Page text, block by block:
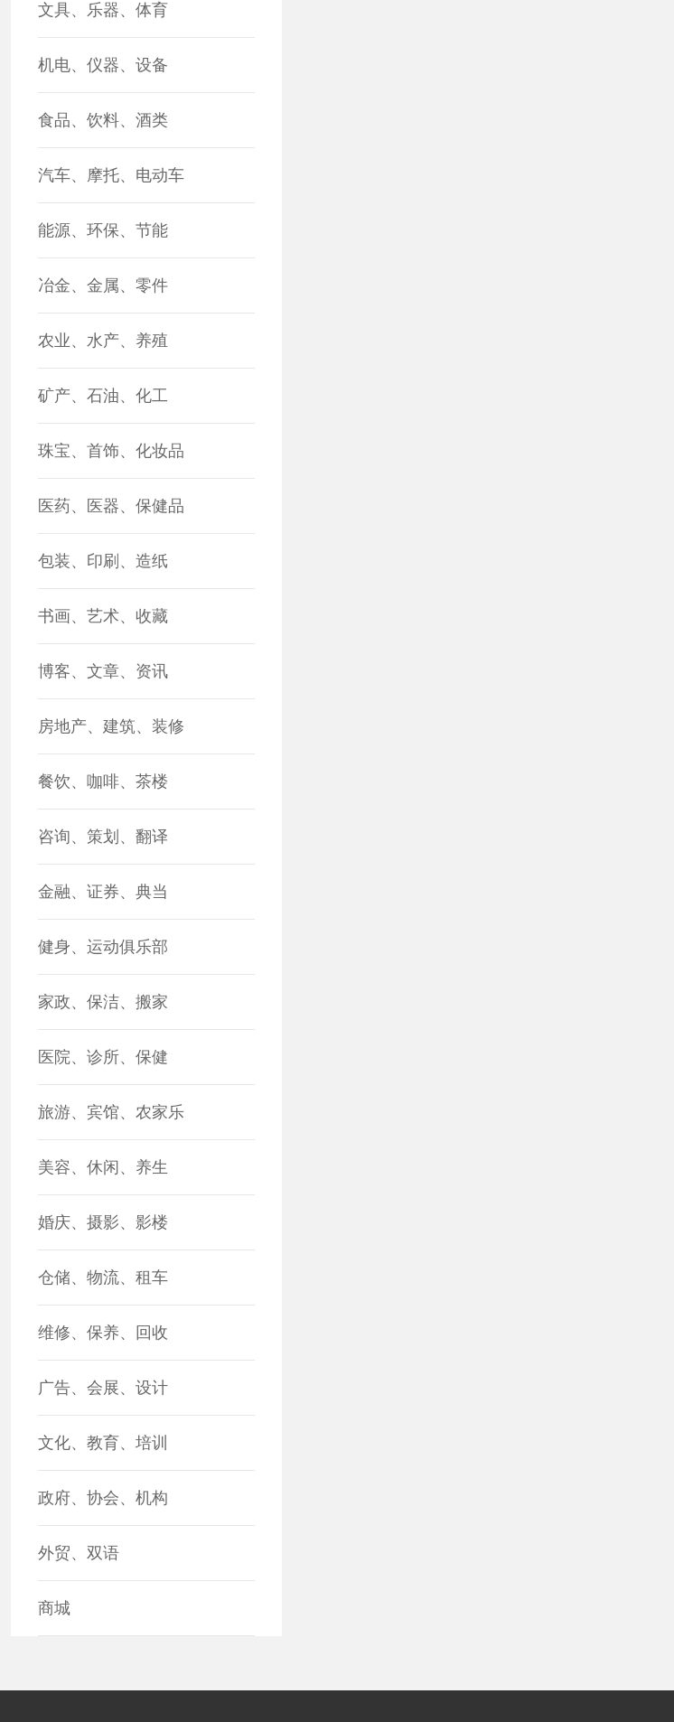
文具、乐器、体育
机电、仪器、设备
食品、饮料、酒类
汽车、摩托、电动车
能源、环保、节能
冶金、金属、零件
农业、水产、养殖
矿产、石油、化工
珠宝、首饰、化妆品
医药、医器、保健品
包装、印刷、造纸
书画、艺术、收藏
博客、文章、资讯
房地产、建筑、装修
餐饮、咖啡、茶楼
咨询、策划、翻译
金融、证券、典当
健身、运动俱乐部
家政、保洁、搬家
医院、诊所、保健
旅游、宾馆、农家乐
美容、休闲、养生
婚庆、摄影、影楼
仓储、物流、租车
维修、保养、回收
广告、会展、设计
文化、教育、培训
政府、协会、机构
外贸、双语
商城